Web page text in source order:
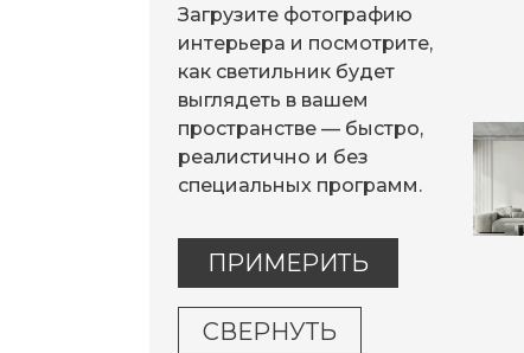
Загрузите фотографию
интерьера и посмотрите,
как светильник будет
выглядеть в вашем
пространстве — быстро,
реалистично и без
специальных программ.
ПРИМЕРИТЬ
СВЕРНУТЬ